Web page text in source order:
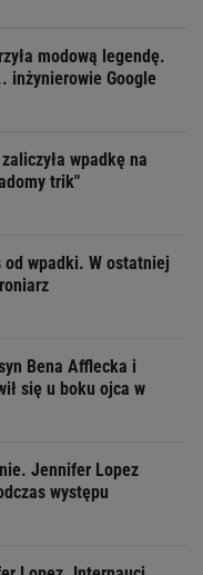
modową legendę.
inżynierowie Google
wpadkę na
trik"
od wpadki. W ostatniej
Bena Afflecka i
się u boku ojca w
Jennifer Lopez
występu